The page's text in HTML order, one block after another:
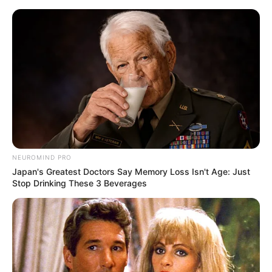
Wspomnienia o Stanie Lee. Disney+
prezentuje zwiastun nowego
dokumentu
9 czerwca 2023 Aktualności
NEUROMIND PRO
Japan's Greatest Doctors Say Memory Loss Isn't Age: Just
Stop Drinking These 3 Beverages